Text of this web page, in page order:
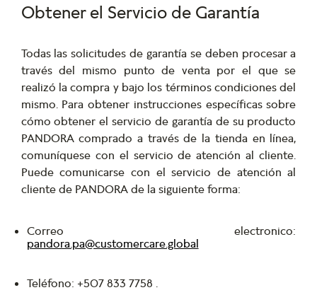
Obtener el Servicio de Garantía
Todas las solicitudes de garantía se deben procesar a
través del mismo punto de venta por el que se
realizó la compra y bajo los términos condiciones del
mismo. Para obtener instrucciones específicas sobre
cómo obtener el servicio de garantía de su producto
PANDORA comprado a través de la tienda en línea,
comuníquese con el servicio de atención al cliente.
Puede comunicarse con el servicio de atención al
cliente de PANDORA de la siguiente forma:
Correo electronico:
pandora.pa@customercare.global
Teléfono: +507 833 7758 .